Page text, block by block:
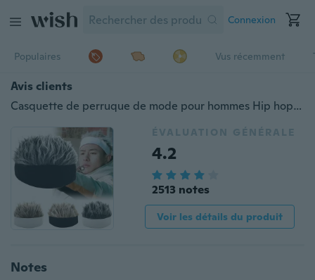
Connexion
Populaires Vus récemment
Avis clients
Casquette de perruque de mode pour hommes Hip hop casquettes réglables dessin animé Cosplay chapeau de cheveux accessoires de jeu de rôle pull chapeau bande chapeau vocal cadeaux drôles
ÉVALUATION GÉNÉRALE
4.2
2513 notes
Voir les détails du produit
Notes